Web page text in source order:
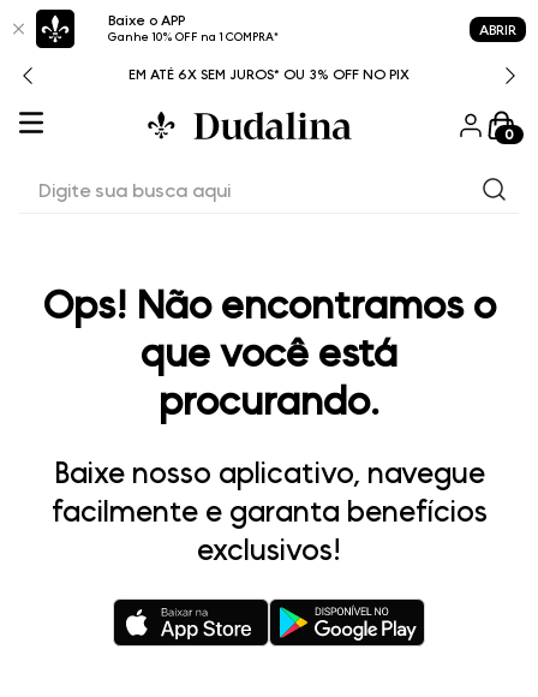
Baixe o APP
Ganhe 10% OFF na 1 COMPRA* ABRIR
EM ATÉ 6X SEM JUROS* OU 3% OFF NO PIX
0
Ops! Não encontramos o
que você está
procurando.
Baixe nosso aplicativo, navegue
facilmente e garanta benefícios
exclusivos!